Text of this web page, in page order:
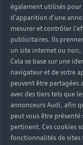
également utilisés
d'apparition d'une
mesurer et contrôler
publicitaires. Ils
un site internet ou
Cela se base sur une
navigateur et de votre
peuvent être partagées
avec des tiers tels que
annonceurs Audi, afin
peut vous être
pertinent. Ces cookies
fonctionnalités de sites